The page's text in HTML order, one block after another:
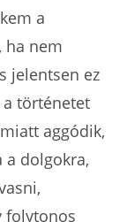
a
ha nem
jelentsen ez
a történetet
aggódik,
a dolgokra,
folytonos